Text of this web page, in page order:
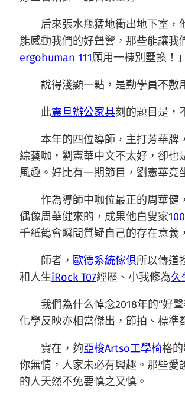
后來張水瓶猛地衝出地下室，
能感動我們的好聲響，那些能讓
ergohuman 111願用一棟別墅換！
說得淺顯一點，是勤學員不敷
此震旦辦公家具刻的題目是，
本年的四位導師，主打芳華牌
綜藝咖，劉憲華中文不太好，卻也
風趣。好比有一期節目，劉憲華
作為導師中咖位最正的周華健
偶像周華健來的，成果他白叟家
千紙鶴會瞬間質疑自己的存在意義
師者， 歐德系統傢俱所以傳道
和人生iRock T07經歷、小我修為久
我們為什么悼念2018年的“好
化學反映亦相當傑出，節拍、標準
實在，夠亞梭Artso工學椅格
你無情，人家未必有興趣。那些愛
的人天然不免要慎之又慎。